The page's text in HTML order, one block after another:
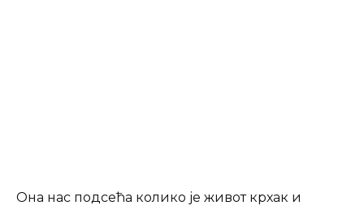
Она нас подсећа колико је живот крхак и